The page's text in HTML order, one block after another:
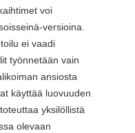
voi
versioina.
ei vaadi
työnnetään vain
ansiosta
käyttää luovuuden
yksilöllistä
olevaan